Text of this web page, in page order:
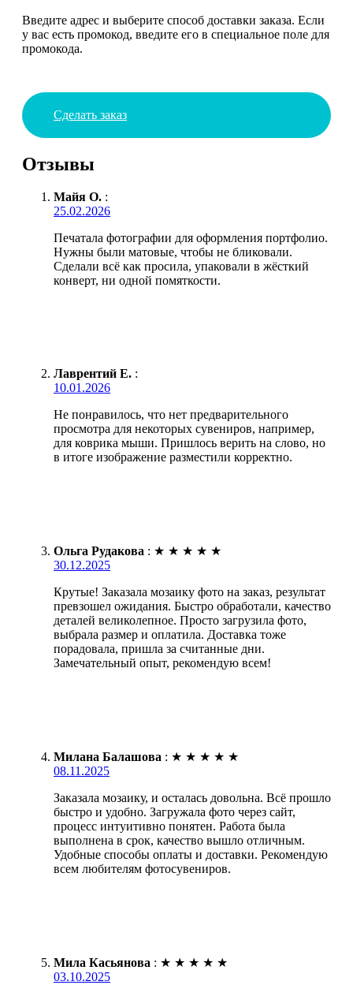
Введите адрес и выберите способ доставки заказа. Если
у вас есть промокод, введите его в специальное поле для
промокода.
Сделать заказ
Отзывы
Майя О. :
25.02.2026
Печатала фотографии для оформления портфолио.
Нужны были матовые, чтобы не бликовали.
Сделали всё как просила, упаковали в жёсткий
конверт, ни одной помяткости.
Лаврентий Е. :
10.01.2026
Не понравилось, что нет предварительного
просмотра для некоторых сувениров, например,
для коврика мыши. Пришлось верить на слово, но
в итоге изображение разместили корректно.
Ольга Рудакова : ★ ★ ★ ★ ★
30.12.2025
Крутые! Заказала мозаику фото на заказ, результат
превзошел ожидания. Быстро обработали, качество
деталей великолепное. Просто загрузила фото,
выбрала размер и оплатила. Доставка тоже
порадовала, пришла за считанные дни.
Замечательный опыт, рекомендую всем!
Милана Балашова : ★ ★ ★ ★ ★
08.11.2025
Заказала мозаику, и осталась довольна. Всё прошло
быстро и удобно. Загружала фото через сайт,
процесс интуитивно понятен. Работа была
выполнена в срок, качество вышло отличным.
Удобные способы оплаты и доставки. Рекомендую
всем любителям фотосувениров.
Мила Касьянова : ★ ★ ★ ★ ★
03.10.2025